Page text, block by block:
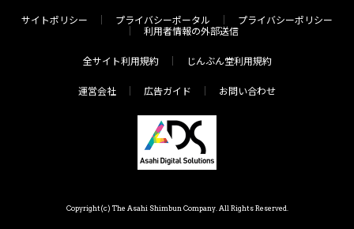
サイトポリシー プライバシーポータル
プライバシーポリシー
利用者情報の外部送信
全サイト利用規約 じんぶん堂利用規約
運営会社 広告ガイド お問い合わせ
Copyright(c) The Asahi Shimbun Company. All Rights Reserved.